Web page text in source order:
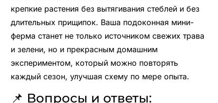
крепкие растения без вытягивания стеблей и без
длительных прищипок. Ваша подоконная мини-
ферма станет не только источником свежих трава
и зелени, но и прекрасным домашним
экспериментом, который можно повторять
каждый сезон, улучшая схему по мере опыта.
📌 Вопросы и ответы: